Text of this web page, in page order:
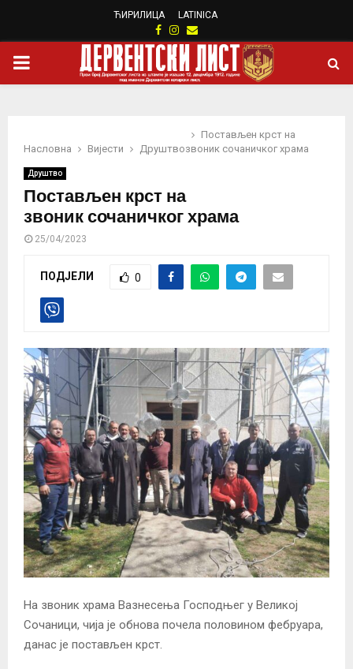
ЋИРИЛИЦА LATINICA
Facebook
Instagram
Email
PRIMARY
Насловна Вијести Друштво
Постављен крст на
звоник сочаничког храма
Друштво
Постављен крст на
звоник сочаничког храма
25/04/2023
ПОДЈЕЛИ 0
На звоник храма Вазнесења Господњег у Великој
Сочаници, чија је обнова почела половином фебруара,
данас је постављен крст.